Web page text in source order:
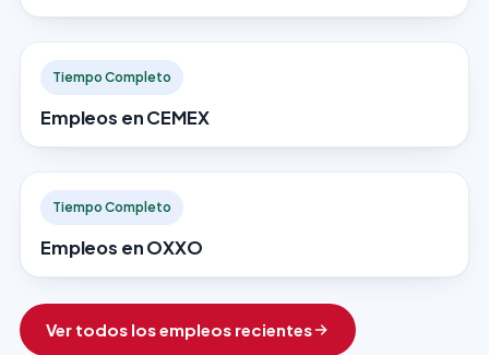
Tiempo Completo
Empleos en CEMEX
Tiempo Completo
Empleos en OXXO
Ver todos los empleos recientes